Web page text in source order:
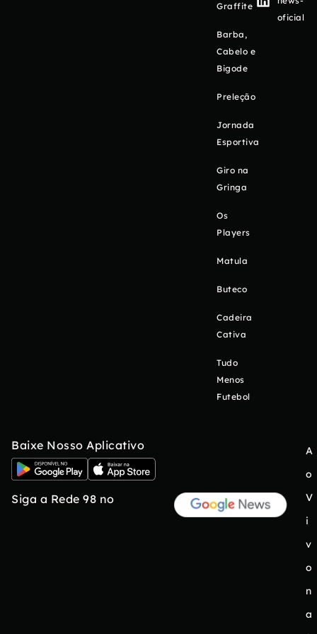
Graffite
Barba,
Cabelo e
Bigode
Preleção
Jornada
Esportiva
Giro na
Gringa
Os
Players
Matula
Buteco
Cadeira
Cativa
Tudo
Menos
Futebol
oficial
Baixe Nosso Aplicativo
Siga a Rede 98 no
A
o
V
i
v
o
n
a